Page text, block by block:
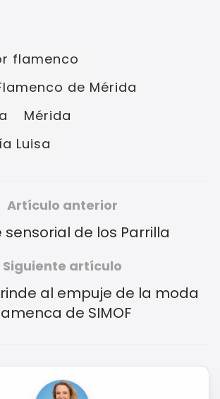
flamenco
de Mérida
Mérida
Luisa
Artículo anterior
sensorial de los Parrilla
Siguiente artículo
al empuje de la moda
de SIMOF